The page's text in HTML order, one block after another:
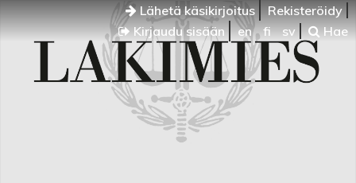
Lähetä käsikirjoitus
Rekisteröidy
Kirjaudu sisään
en fi sv Hae